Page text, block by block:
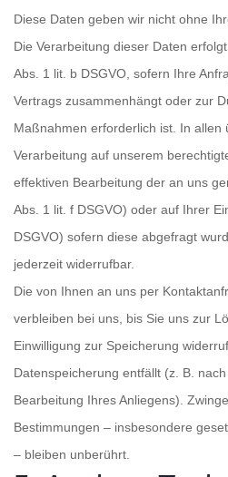
Diese Daten geben wir nicht ohne
Die Verarbeitung dieser Daten
Abs. 1 lit. b DSGVO, sofern Ihre
Vertrags zusammenhängt oder zur
Maßnahmen erforderlich ist. In allen
Verarbeitung auf unserem
effektiven Bearbeitung der an uns
Abs. 1 lit. f DSGVO) oder auf Ihrer
DSGVO) sofern diese abgefragt
jederzeit widerrufbar.
Die von Ihnen an uns per
verbleiben bei uns, bis Sie uns zur
Einwilligung zur Speicherung
Datenspeicherung entfällt (z. B.
Bearbeitung Ihres Anliegens).
Bestimmungen – insbesondere
– bleiben unberührt.